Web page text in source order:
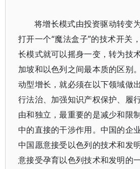
将增长模式由投资驱动转变
打开一个“魔法盒子”的技术开关
长模式就可以摇身一变，转为技
加坡和以色列之间最本质的区别
动型增长，就必须在以下领域做
行法治、加强知识产权保护、履
由和独立，最重要的是减少和限
中的直接的干涉作用。中国的企
中国愿意接受以色列的技术和发
意接受孕育以色列技术和发明的